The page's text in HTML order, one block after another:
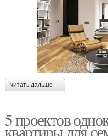
читать дальше →
5 проектов
квартиры для